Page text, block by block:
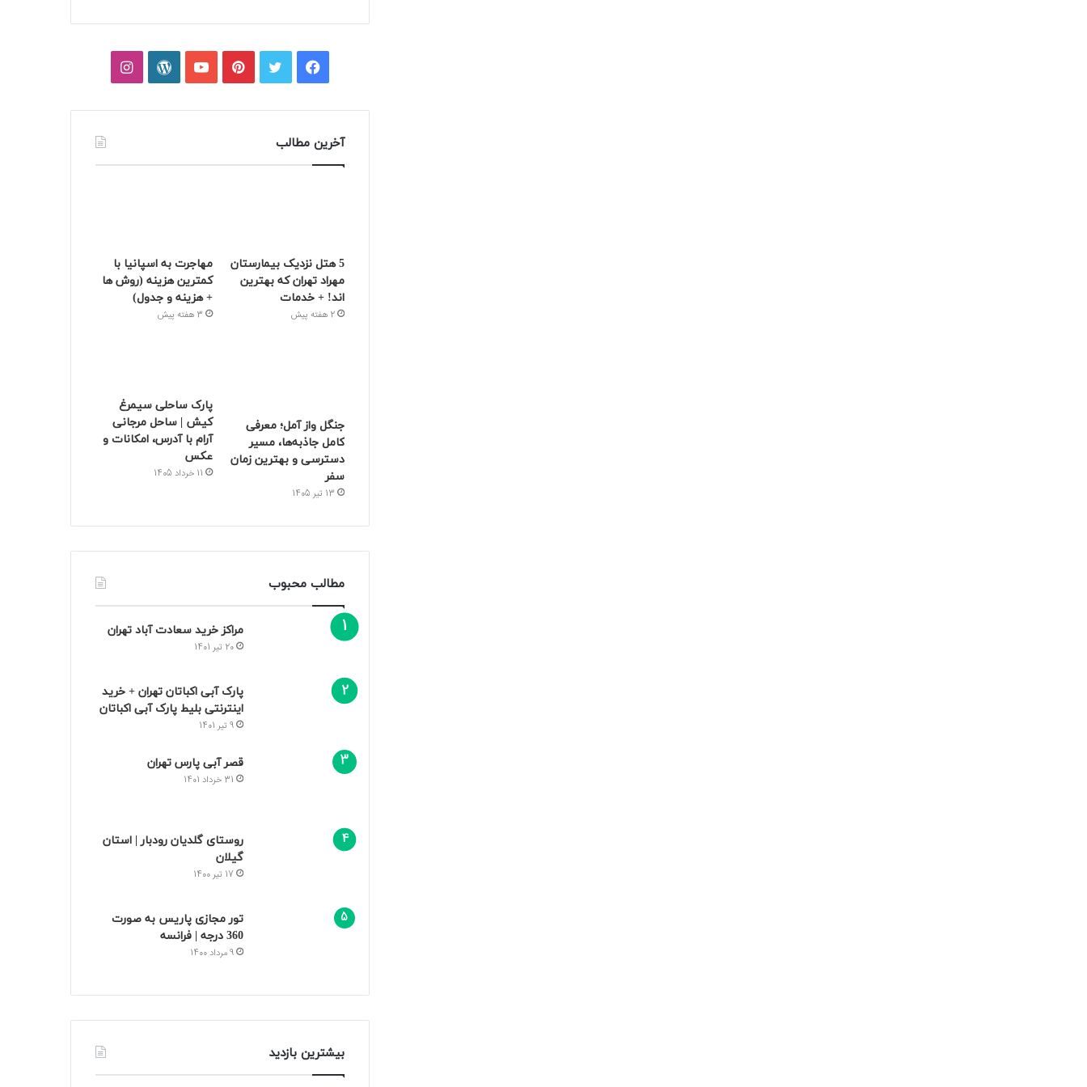
فیسبوکتوییترپینتریستیوتیوبوردپرساینستاگرام
آخرین مطالب
5 هتل نزدیک بیمارستان
مهراد تهران که بهترین‌
اند! + خدمات
2 هفته پیش
مهاجرت به اسپانیا با
کمترین هزینه (روش ها
+ هزینه و جدول)
3 هفته پیش
جنگل واز آمل؛ معرفی
کامل جاذبه‌ها، مسیر
دسترسی و بهترین زمان
سفر
13 تیر 1405
پارک ساحلی سیمرغ
کیش | ساحل مرجانی
آرام با آدرس، امکانات و
عکس
11 خرداد 1405
مطالب محبوب
مراکز خرید سعادت‌ آباد تهران
20 تیر 1401
پارک آبی اکباتان تهران + خرید
اینترنتی بلیط پارک آبی اکباتان
9 تیر 1401
قصر آبی پارس تهران
31 خرداد 1401
روستای گلدیان رودبار | استان
گیلان
17 تیر 1400
تور مجازی پاریس به صورت
360 درجه | فرانسه
9 مرداد 1400
بیشترین بازدید